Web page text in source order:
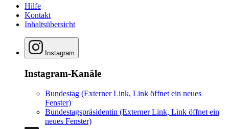
Hilfe
Kontakt
Inhaltsübersicht
Instagram
Instagram-Kanäle
Bundestag (Externer Link, Link öffnet ein neues
Fenster)
Bundestagspräsidentin (Externer Link, Link öffnet ein
neues Fenster)